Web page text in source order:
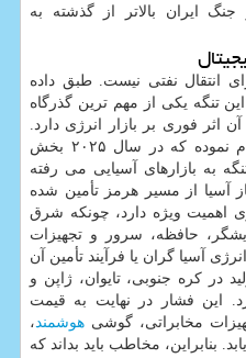
ایران بالاتر از گذشته به
انتقال نفتی نیست. طبق داده
تنگه یکی از مهم ترین گذرگاه
اثر فوری بر بازار انرژی دارد.
آژانس بین المللی انرژی هم اعلام نموده که در سال ۲۰۲۵ بخش
به بازارهای آسیایی می رفته
گاز آسیا از مسیر هرمز تأمین شده
اهمیت ویژه دارد، چونکه شرق
حافظه، سرور و تجهیزات
آسیا گران یا فرآیند تأمین آن
در کره جنوبی، تایوان، ژاپن و
این فشار در نهایت به قیمت
مخابراتی، گوشی هوشمند،
بنابراین، مخاطب باید بداند که